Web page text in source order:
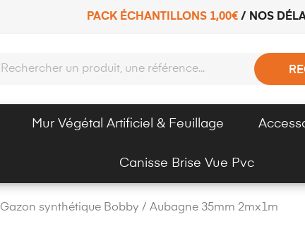
PACK ÉCHANTILLONS 1,00€ / NOS
Mur Végétal Artificiel & Feuillage
Canisse Brise Vue Pvc
Gazon synthétique Bobby / Aubagne 35mm 2mx1m